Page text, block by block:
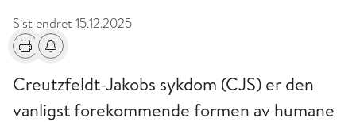
Sist endret15.12.2025
Skriv utFå varsel om endringer
Creutzfeldt-Jakobs sykdom (CJS) er den
vanligst forekommende formen av humane